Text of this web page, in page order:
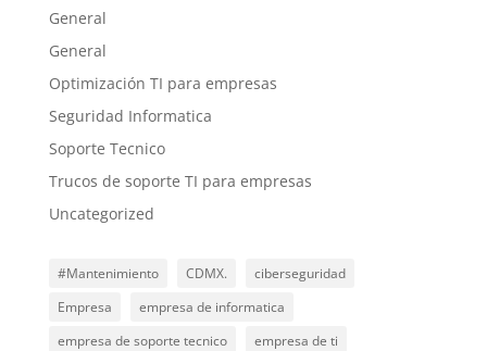
General
General
Optimización TI para empresas
Seguridad Informatica
Soporte Tecnico
Trucos de soporte TI para empresas
Uncategorized
#Mantenimiento CDMX.
ciberseguridad
Empresa
empresa de informatica
empresa de soporte tecnico
empresa de ti